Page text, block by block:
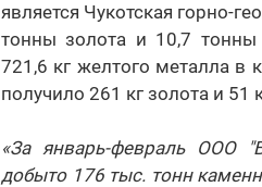
является Чукотская горно-
тонны золота и 10,7 тонны
721,6 кг желтого металла в
получило 261 кг золота и 51
«За январь-февраль ООО
добыто 176 тыс. тонн